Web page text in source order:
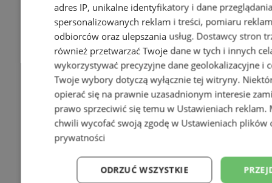
adres IP, unikalne identyfikatory i dane
spersonalizowanych reklam i treści, pomiaru
odbiorców oraz ulepszania usług. Dostawcy stron
również przetwarzać Twoje dane w tych i innych
wykorzystywać precyzyjne dane geolokalizacyjne i
Twoje wybory dotyczą wyłącznie tej witryny.
opierać się na prawnie uzasadnionym interesie
prawo sprzeciwić się temu w Ustawieniach reklam.
chwili wycofać swoją zgodę w Ustawieniach plików
prywatności
ODRZUĆ WSZYSTKIE